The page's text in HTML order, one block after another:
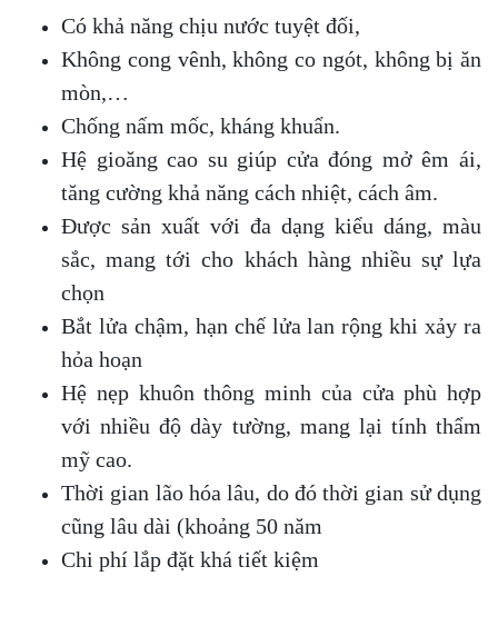
Có khả năng chịu nước tuyệt đối,
Không cong vênh, không co ngót, không bị ăn
mòn,…
Chống nấm mốc, kháng khuẩn.
Hệ gioăng cao su giúp cửa đóng mở êm ái,
tăng cường khả năng cách nhiệt, cách âm.
Được sản xuất với đa dạng kiểu dáng, màu
sắc, mang tới cho khách hàng nhiều sự lựa
chọn
Bắt lửa chậm, hạn chế lửa lan rộng khi xảy ra
hỏa hoạn
Hệ nẹp khuôn thông minh của cửa phù hợp
với nhiều độ dày tường, mang lại tính thẩm
mỹ cao.
Thời gian lão hóa lâu, do đó thời gian sử dụng
cũng lâu dài (khoảng 50 năm
Chi phí lắp đặt khá tiết kiệm